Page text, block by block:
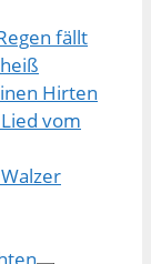
fällt
Hirten
vom